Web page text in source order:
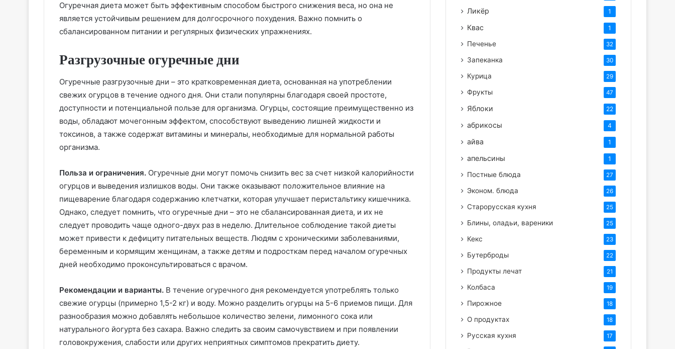
Огуречная диета может быть эффективным способом быстрого снижения веса, но она не
является устойчивым решением для долгосрочного похудения. Важно помнить о
сбалансированном питании и регулярных физических упражнениях.
Разгрузочные огуречные дни
Огуречные разгрузочные дни – это кратковременная диета, основанная на употреблении
свежих огурцов в течение одного дня. Они стали популярны благодаря своей простоте,
доступности и потенциальной пользе для организма. Огурцы, состоящие преимущественно из
воды, обладают мочегонным эффектом, способствуют выведению лишней жидкости и
токсинов, а также содержат витамины и минералы, необходимые для нормальной работы
организма.
Польза и ограничения. Огуречные дни могут помочь снизить вес за счет низкой калорийности
огурцов и выведения излишков воды. Они также оказывают положительное влияние на
пищеварение благодаря содержанию клетчатки, которая улучшает перистальтику кишечника.
Однако, следует помнить, что огуречные дни – это не сбалансированная диета, и их не
следует проводить чаще одного-двух раз в неделю. Длительное соблюдение такой диеты
может привести к дефициту питательных веществ. Людям с хроническими заболеваниями,
беременным и кормящим женщинам, а также детям и подросткам перед началом огуречных
дней необходимо проконсультироваться с врачом.
Рекомендации и варианты. В течение огуречного дня рекомендуется употреблять только
свежие огурцы (примерно 1,5-2 кг) и воду. Можно разделить огурцы на 5-6 приемов пищи. Для
разнообразия можно добавлять небольшое количество зелени, лимонного сока или
натурального йогурта без сахара. Важно следить за своим самочувствием и при появлении
головокружения, слабости или других неприятных симптомов прекратить диету.
Ликёр 1
Квас 1
Печенье 32
Запеканка 30
Курица 29
Фрукты 47
Яблоки 22
абрикосы 4
айва 1
апельсины 1
Постные блюда 27
Эконом. блюда 26
Старорусская кухня 25
Блины, оладьи, вареники 25
Кекс 23
Бутерброды 22
Продукты лечат 21
Колбаса 19
Пирожное 18
О продуктах 18
Русская кухня 17